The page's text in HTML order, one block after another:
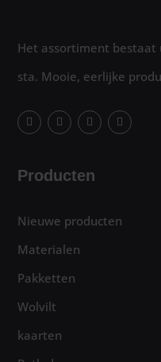
Het assortiment
sta. Mooie, eerlijke
Producten
Nieuwe producten
Materialen
Pakketten
Wolvilt
kaarten